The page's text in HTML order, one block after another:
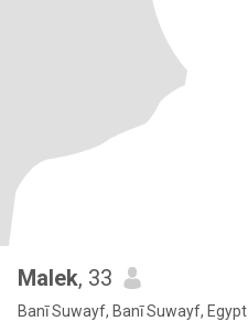
Malek, 33
Banī Suwayf, Banī Suwayf, Egypt